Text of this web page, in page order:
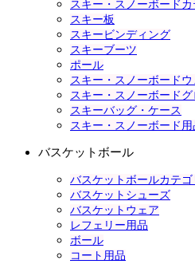
スキー・スノーボード
スキー板
スキービンディング
スキーブーツ
ポール
スキー・スノーボードウ
スキー・スノーボードグ
スキーバッグ・ケース
スキー・スノーボード用
バスケットボール
バスケットボールカテゴ
バスケットシューズ
バスケットウェア
レフェリー用品
ボール
コート用品